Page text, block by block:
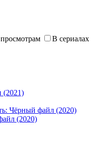
В сериалах
(2020)